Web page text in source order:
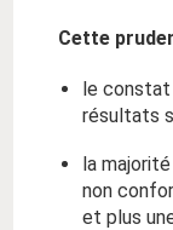
Cette
le constat
résultats
la
non
et plus